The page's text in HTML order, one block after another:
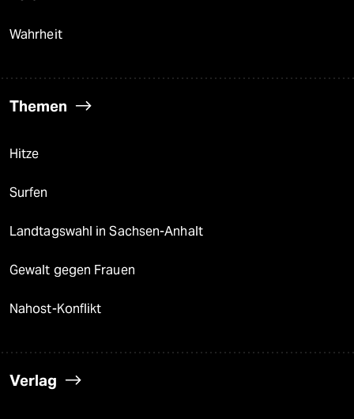
Wahrheit
Themen
Hitze
Surfen
Landtagswahl in Sachsen-Anhalt
Gewalt gegen Frauen
Nahost-Konflikt
Verlag